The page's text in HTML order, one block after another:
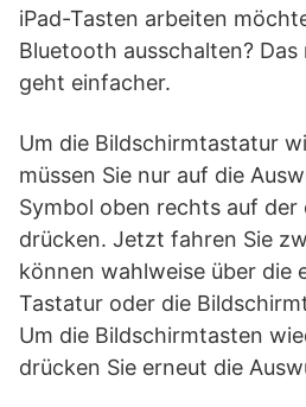
iPad-Tasten arbeiten
Bluetooth ausschalten? Das
geht einfacher.
Um die Bildschirmtastatur
müssen Sie nur auf die
Symbol oben rechts auf
drücken. Jetzt fahren Sie
können wahlweise über die
Tastatur oder die
Um die Bildschirmtasten
drücken Sie erneut die